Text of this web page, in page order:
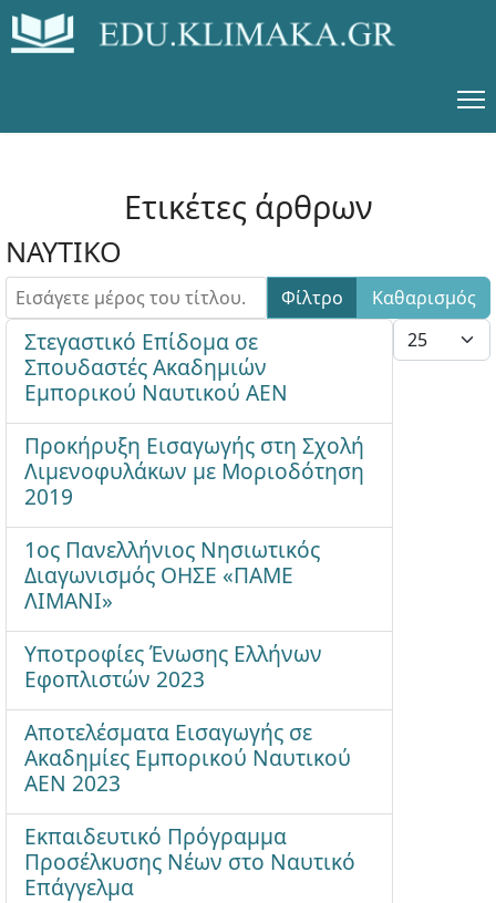
Ετικέτες άρθρων
ΝΑΥΤΙΚΟ
Εισάγετε μέρος του τίτλου. Φίλτρο
Καθαρισμός
Εμφάνιση #
Στεγαστικό Επίδομα σε
Σπουδαστές Ακαδημιών
Εμπορικού Ναυτικού ΑΕΝ
Προκήρυξη Εισαγωγής στη Σχολή
Λιμενοφυλάκων με Μοριοδότηση
2019
1ος Πανελλήνιος Νησιωτικός
Διαγωνισμός ΟΗΣΕ «ΠΑΜΕ
ΛΙΜΑΝΙ»
Υποτροφίες Ένωσης Ελλήνων
Εφοπλιστών 2023
Αποτελέσματα Εισαγωγής σε
Ακαδημίες Εμπορικού Ναυτικού
ΑΕΝ 2023
Εκπαιδευτικό Πρόγραμμα
Προσέλκυσης Νέων στο Ναυτικό
Επάγγελμα